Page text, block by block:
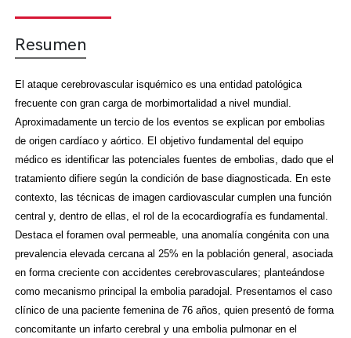
Resumen
El ataque cerebrovascular isquémico es una entidad patológica
frecuente con gran carga de morbimortalidad a nivel mundial.
Aproximadamente un tercio de los eventos se explican por embolias
de origen cardíaco y aórtico. El objetivo fundamental del equipo
médico es identificar las potenciales fuentes de embolias, dado que el
tratamiento difiere según la condición de base diagnosticada. En este
contexto, las técnicas de imagen cardiovascular cumplen una función
central y, dentro de ellas, el rol de la ecocardiografía es fundamental.
Destaca el foramen oval permeable, una anomalía congénita con una
prevalencia elevada cercana al 25% en la población general, asociada
en forma creciente con accidentes cerebrovasculares; planteándose
como mecanismo principal la embolia paradojal. Presentamos el caso
clínico de una paciente femenina de 76 años, quien presentó de forma
concomitante un infarto cerebral y una embolia pulmonar en el